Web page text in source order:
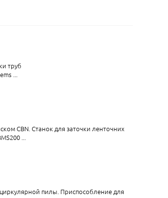
труб
...
CBN. Станок для заточки ленточних
...
пилы. Приспособление для